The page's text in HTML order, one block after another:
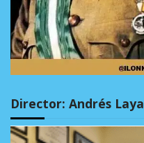
Director: Andrés Laya